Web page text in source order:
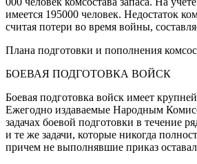
имеется 195000 человек. Недостаток
считая потери во время войны,
Плана подготовки и пополнения
БОЕВАЯ ПОДГОТОВКА ВОЙСК
Боевая подготовка войск имеет
Ежегодно издаваемые Народным
задачах боевой подготовки в течение
и те же задачи, которые никогда
причем не выполнявшие приказ